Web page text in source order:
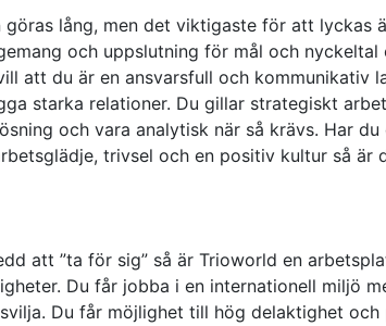
göras lång, men det viktigaste för att lyckas
och uppslutning för mål och
att du är en ansvarsfull och kommunikativ
starka relationer. Du gillar strategiskt
och vara analytisk när så krävs. Har
trivsel och en positiv kultur så är
att ”ta för sig” så är Trioworld en
Du får jobba i en internationell miljö
Du får möjlighet till hög delaktighet och